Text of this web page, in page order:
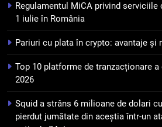
încrederii: O
7
WhiteBIT și
pentru a
fanilor și
STIRI
Regulamentul MiCA privind
1 iulie în România
Pariuri cu plata în crypto: avantaje și
Top 10 platforme de tranzacționare
2026
Squid a strâns 6 milioane de dolari
pierdut jumătate din aceștia într-un